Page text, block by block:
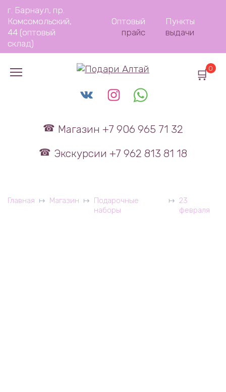
Перейти
содержанию
г. Барнаул, пр.
Комсомольский,
44 (оптовый
склад)
Оптовый
прайс
Пункты
выдачи
Магазин +7 906 965 71 32
Экскурсии +7 962 813 81 18
0
Главная Магазин
Подарочные
наборы
23
февраля